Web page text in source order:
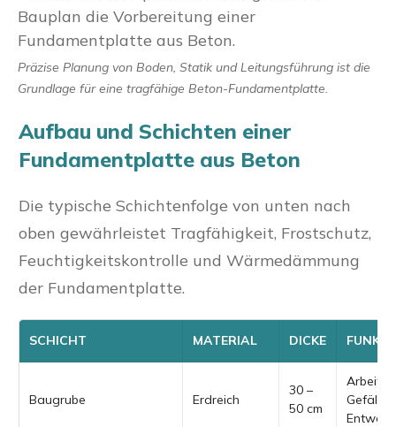
Präzise Planung von Boden, Statik und Leitungsführung ist die
Grundlage für eine tragfähige Beton-Fundamentplatte.
Aufbau und Schichten einer
Fundamentplatte aus Beton
Die typische Schichtenfolge von unten nach
oben gewährleistet Tragfähigkeit, Frostschutz,
Feuchtigkeitskontrolle und Wärmedämmung
der Fundamentplatte.
SCHICHT MATERIAL DICKE
Baugrube Erdreich
30 –
50 cm
Gefälle